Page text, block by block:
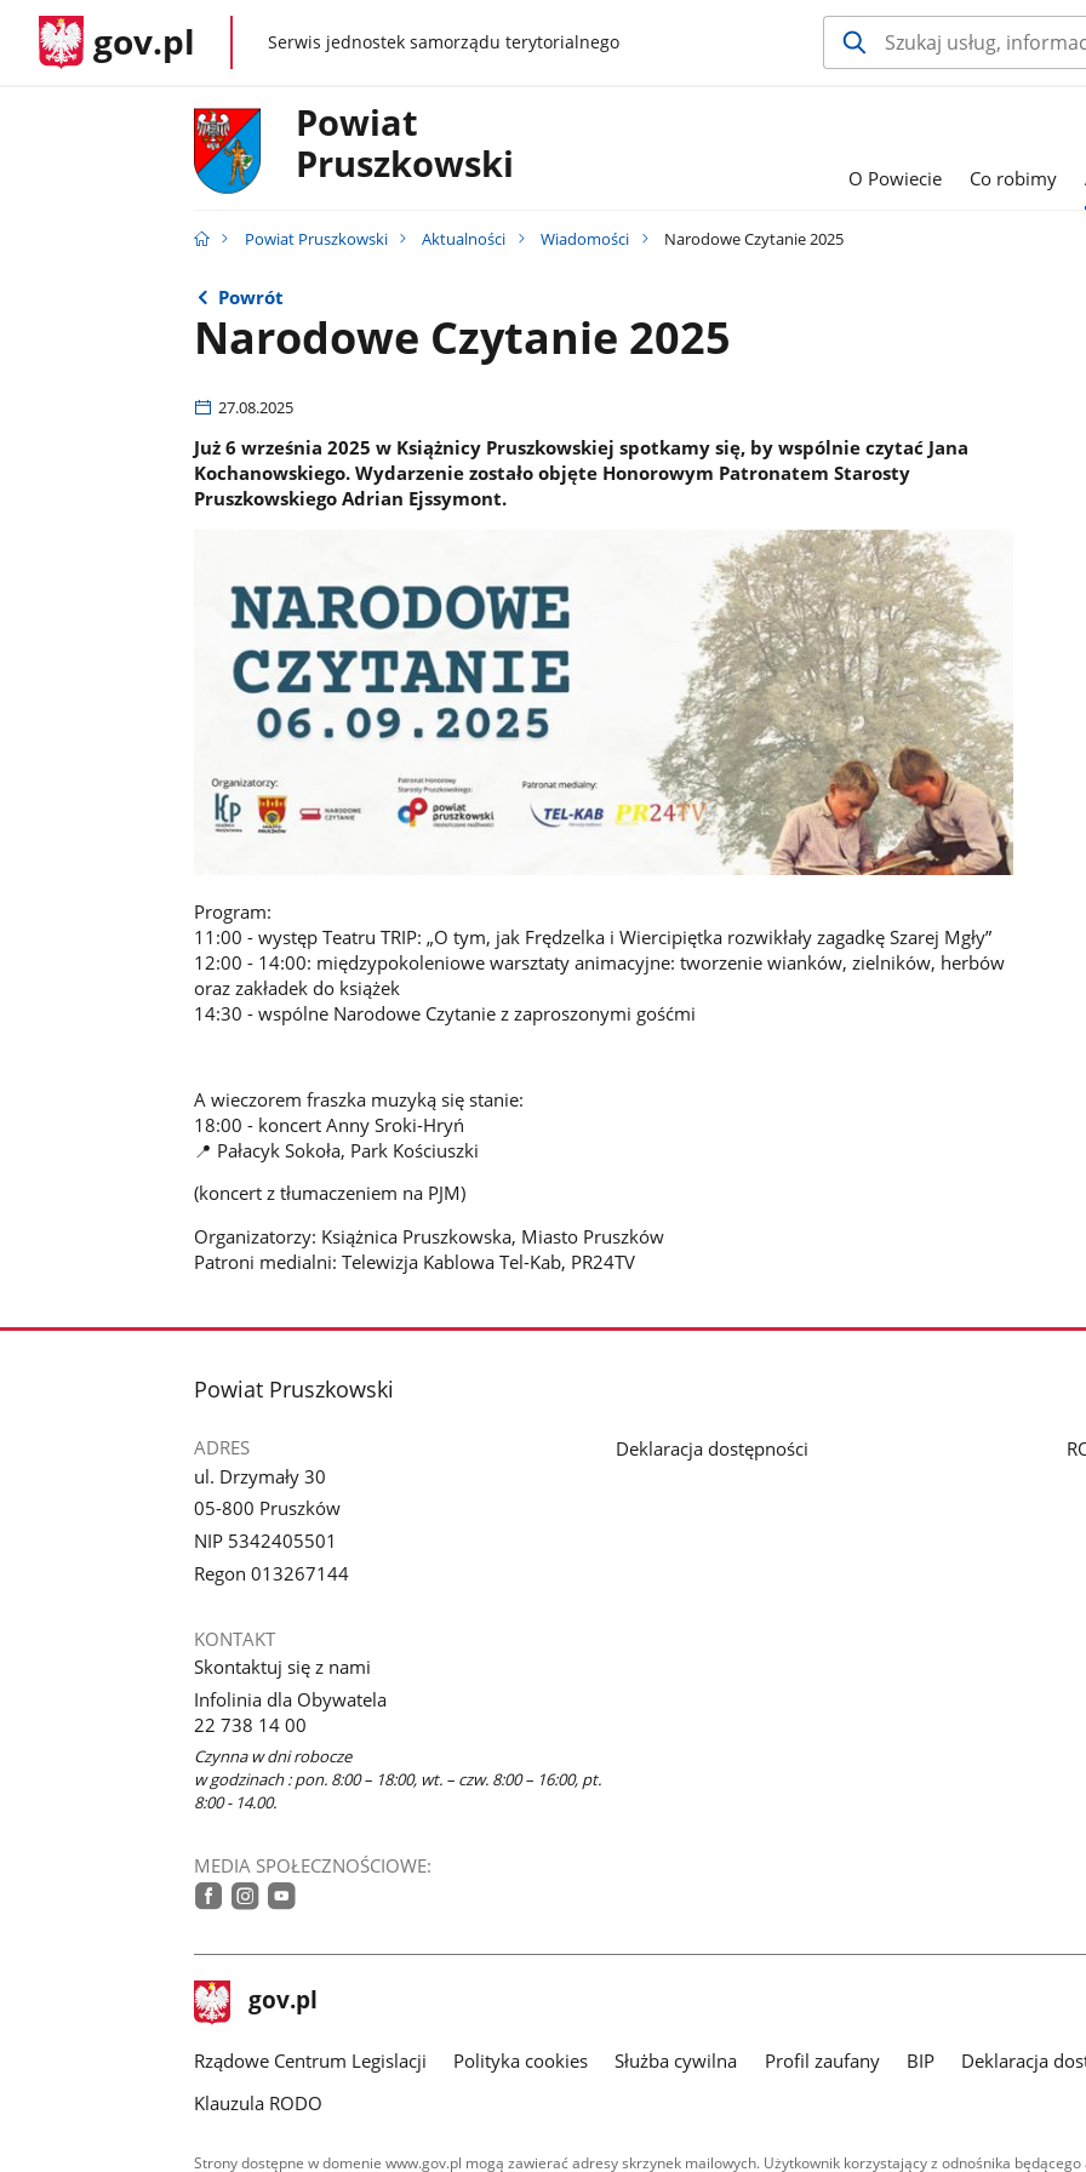
gov.pl gov.plSerwis jednostek samorządu terytorialnego
Powiat
Pruszkowski
O Powiecie Co robimy
Powiat Pruszkowski Aktualności Wiadomości Narodowe Czytanie 2025
Powrót
Narodowe Czytanie 2025
27.08.2025
Już 6 września 2025 w Książnicy Pruszkowskiej spotkamy się, by wspólnie czytać Jana
Kochanowskiego. Wydarzenie zostało objęte Honorowym Patronatem Starosty
Pruszkowskiego Adrian Ejssymont.
Program:
11:00 - występ Teatru TRIP: „O tym, jak Frędzelka i Wiercipiętka rozwikłały zagadkę Szarej Mgły”
12:00 - 14:00: międzypokoleniowe warsztaty animacyjne: tworzenie wianków, zielników, herbów
oraz zakładek do książek
14:30 - wspólne Narodowe Czytanie z zaproszonymi gośćmi
A wieczorem fraszka muzyką się stanie:
18:00 - koncert Anny Sroki-Hryń
📍 Pałacyk Sokoła, Park Kościuszki
(koncert z tłumaczeniem na PJM)
Organizatorzy: Książnica Pruszkowska, Miasto Pruszków
Patroni medialni: Telewizja Kablowa Tel-Kab, PR24TV
stopka
Powiat Pruszkowski
ADRES
ul. Drzymały 30
05-800 Pruszków
NIP 5342405501
Regon 013267144
KONTAKT
Skontaktuj się z nami
Infolinia dla Obywatela
22 738 14 00
Czynna w dni robocze
w godzinach : pon. 8:00 – 18:00, wt. – czw. 8:00 – 16:00, pt.
8:00 - 14.00.
MEDIA SPOŁECZNOŚCIOWE:
Deklaracja dostępności
stopka
gov.pl Strona
gov.pl
Rządowe Centrum Legislacji Polityka cookies Służba cywilna Profil zaufany BIP
Deklaracja
Klauzula RODO
Strony dostępne w domenie www.gov.pl mogą zawierać adresy skrzynek mailowych. Użytkownik korzystający z odnośnika